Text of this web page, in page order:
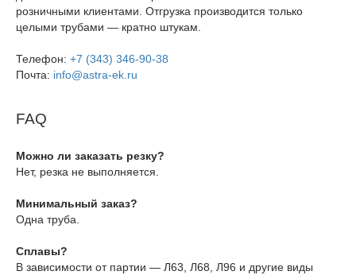
розничными клиентами. Отгрузка производится только
целыми трубами — кратно штукам.
Телефон: +7 (343) 346-90-38
Почта: info@astra-ek.ru
FAQ
Можно ли заказать резку?
Нет, резка не выполняется.
Минимальный заказ?
Одна труба.
Сплавы?
В зависимости от партии — Л63, Л68, Л96 и другие виды